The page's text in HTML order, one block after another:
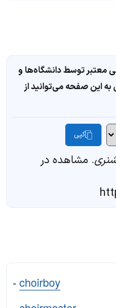
معتبر توسط دانشگاه‌ها و
این صفحه می‌توانید از
کپی
. مشاهده در
-choirboy